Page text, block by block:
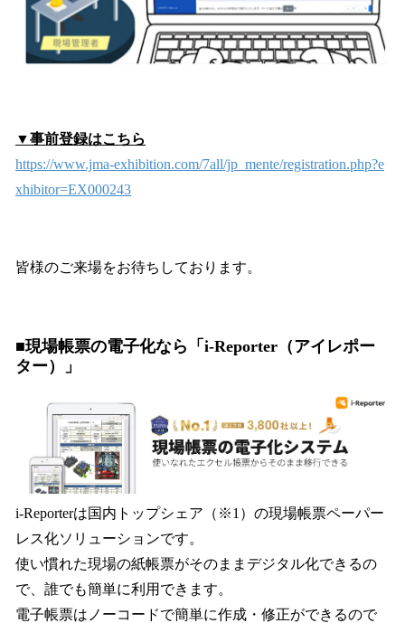
▼事前登録はこちら
https://www.jma-exhibition.com/7all/jp_mente/registration.php?e
xhibitor=EX000243
皆様のご来場をお待ちしております。
■現場帳票の電子化なら「i-Reporter（アイレポー
ター）」
i-Reporterは国内トップシェア（※1）の現場帳票ペーパー
レス化ソリューションです。
使い慣れた現場の紙帳票がそのままデジタル化できるの
で、誰でも簡単に利⽤できます。
電⼦帳票はノーコードで簡単に作成・修正ができるので